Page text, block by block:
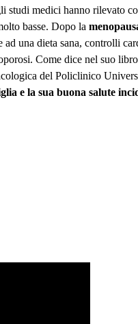
studi medici hanno rilevato
basse. Dopo la
ad una dieta sana, controlli
Come dice nel suo libro
del Policlinico
e la sua buona salute